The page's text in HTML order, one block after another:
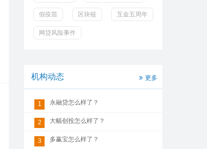
假疫苗 区块链 互金五周年
网贷风险事件
机构动态 更多
1 永融贷怎么样了？
2 大幅创投怎么样了？
3 多赢宝怎么样了？